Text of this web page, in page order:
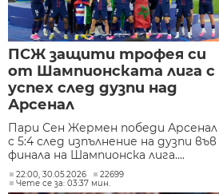
ПСЖ защити трофея си
от Шампионската лига с
успех след дузпи над
Арсенал
Пари Сен Жермен победи Арсенал
с 5:4 след изпълнение на дузпи във
финала на Шампионска лига....
22:00, 30.05.2026
22699
Чете се за: 03:37 мин.